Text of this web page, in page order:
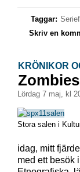
Taggar:
Skriv en
KRÖNIKOR
lördag 7 maj, kl
Stora salen i
idag, mitt
med ett besök